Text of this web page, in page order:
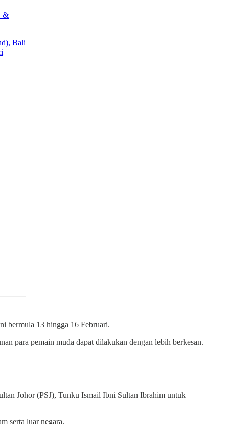
&
Bali
bermula 13 hingga 16 Februari.
para pemain muda dapat dilakukan dengan lebih berkesan.
Johor (PSJ), Tunku Ismail Ibni Sultan Ibrahim untuk
serta luar negara.